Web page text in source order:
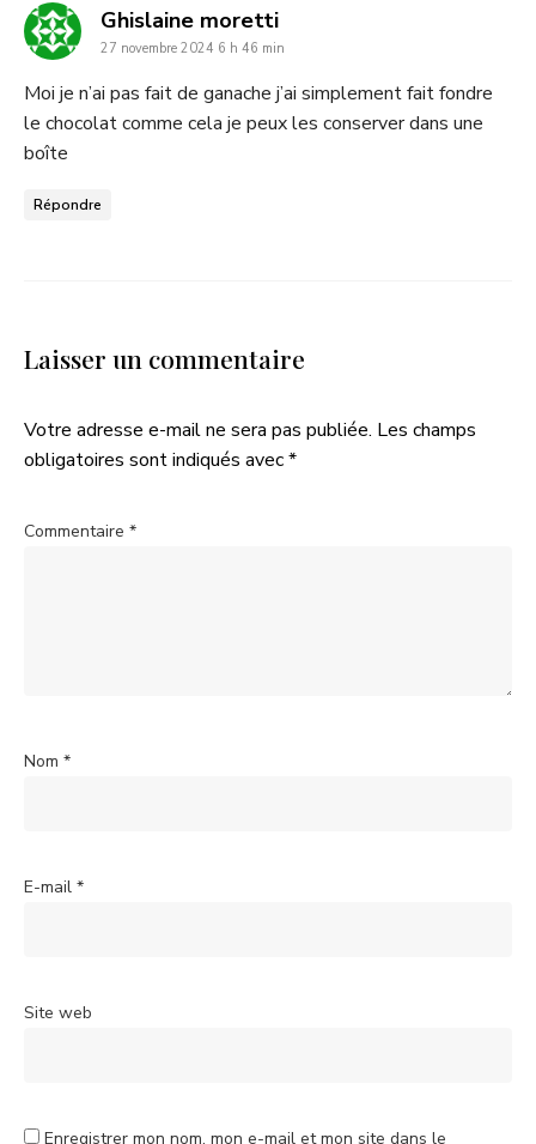
Ghislaine morettidit
:
27 novembre 2024 6 h 46 min
Moi je n’ai pas fait de ganache j’ai simplement fait fondre
le chocolat comme cela je peux les conserver dans une
boîte
Répondre
Laisser un commentaire
Votre adresse e-mail ne sera pas publiée. Les champs
obligatoires sont indiqués avec*
Commentaire *
Nom *
E-mail *
Site web
Enregistrer mon nom, mon e-mail et mon site dans le